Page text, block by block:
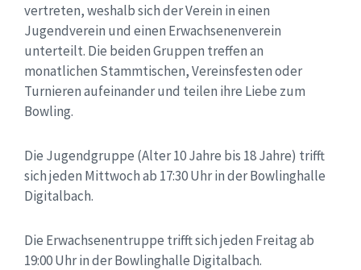
vertreten, weshalb sich der Verein in einen
Jugendverein und einen Erwachsenenverein
unterteilt. Die beiden Gruppen treffen an
monatlichen Stammtischen, Vereinsfesten oder
Turnieren aufeinander und teilen ihre Liebe zum
Bowling.
Die Jugendgruppe (Alter 10 Jahre bis 18 Jahre) trifft
sich jeden Mittwoch ab 17:30 Uhr in der Bowlinghalle
Digitalbach.
Die Erwachsenentruppe trifft sich jeden Freitag ab
19:00 Uhr in der Bowlinghalle Digitalbach.